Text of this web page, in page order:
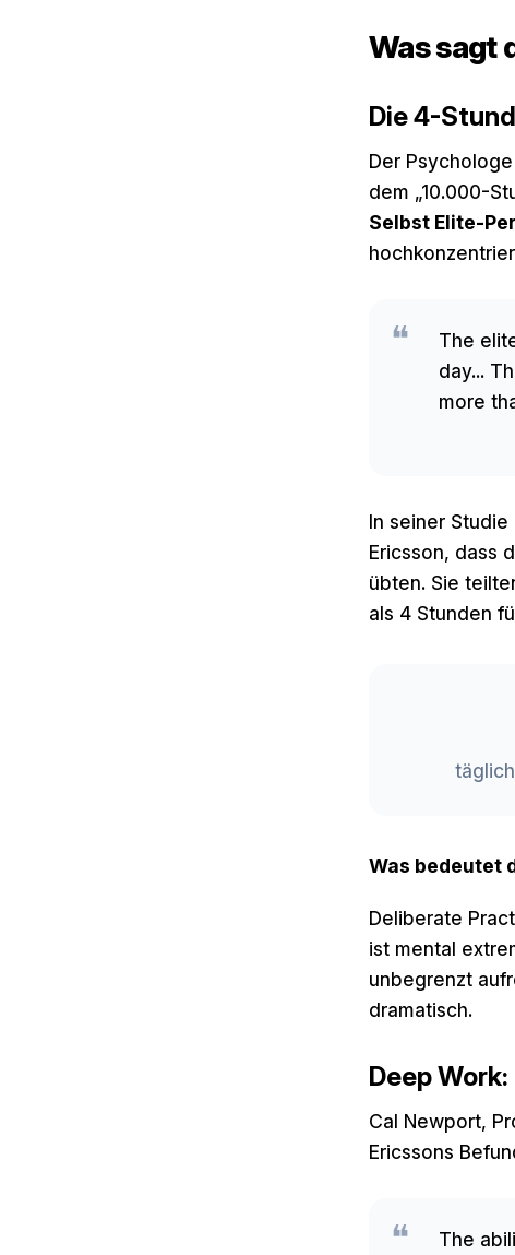
Was sagt
Die 4-
Der
dem „10.000-
Selbst Elite-
The
day...
more
In seiner
Ericsson, dass
übten. Sie
als 4 Stunden
Was bedeutet
Deliberate
ist mental
unbegrenzt
dramatisch.
Deep
Cal Newport,
Ericssons
The